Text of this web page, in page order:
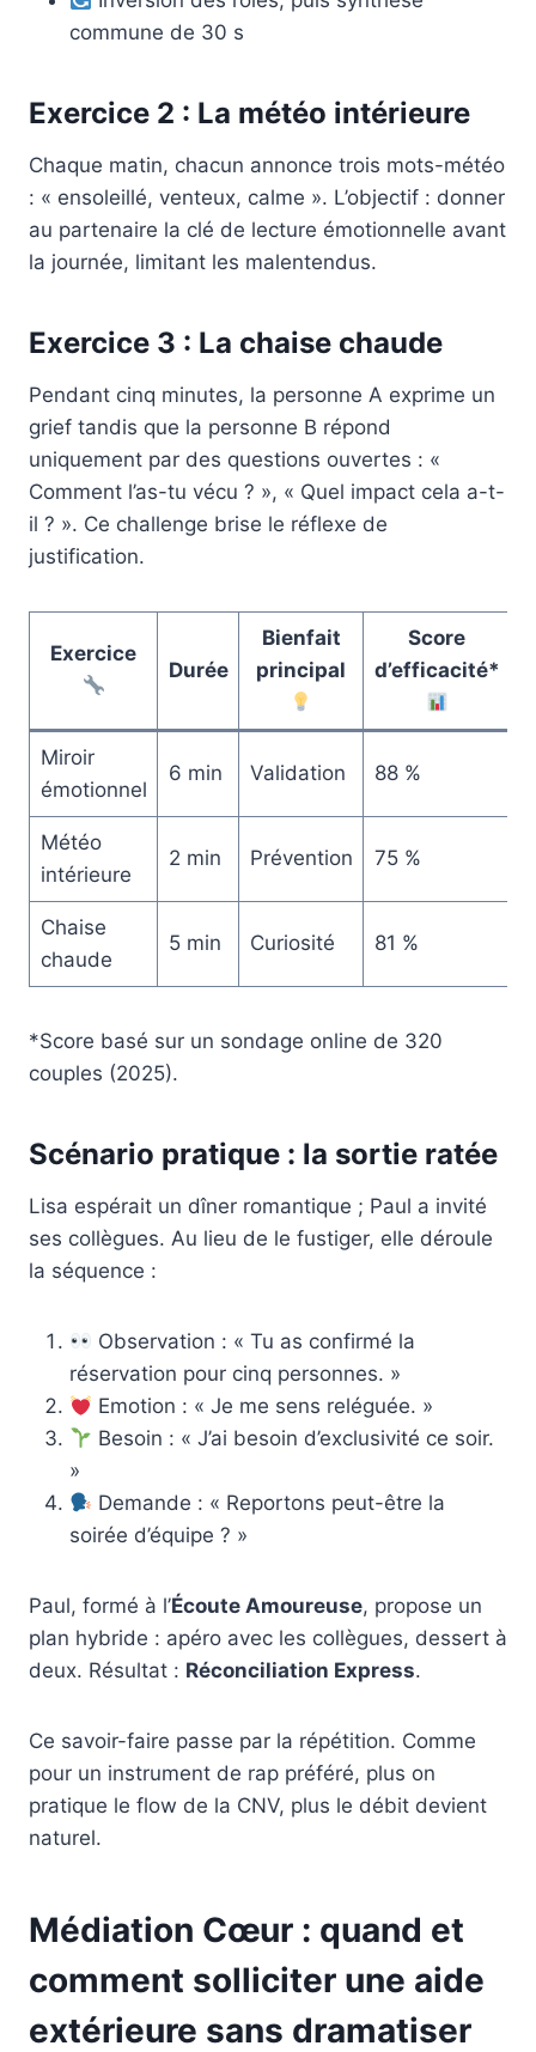
commune de 30 s
Exercice 2 : La météo intérieure
Chaque matin, chacun annonce trois mots-météo
: « ensoleillé, venteux, calme ». L’objectif : donner
au partenaire la clé de lecture émotionnelle avant
la journée, limitant les malentendus.
Exercice 3 : La chaise chaude
Pendant cinq minutes, la personne A exprime un
grief tandis que la personne B répond
uniquement par des questions ouvertes : «
Comment l’as-tu vécu ? », « Quel impact cela a-t-
il ? ». Ce challenge brise le réflexe de
justification.
Exercice
Durée
Bienfait
principal
Score
d’efficacité*
Miroir
émotionnel
6 min Validation 88 %
Météo
intérieure
2 min Prévention 75 %
Chaise
chaude
5 min Curiosité 81 %
*Score basé sur un sondage online de 320
couples (2025).
Scénario pratique : la sortie ratée
Lisa espérait un dîner romantique ; Paul a invité
ses collègues. Au lieu de le fustiger, elle déroule
la séquence :
Observation : « Tu as confirmé la
réservation pour cinq personnes. »
Emotion : « Je me sens reléguée. »
Besoin : « J’ai besoin d’exclusivité ce soir.
»
Demande : « Reportons peut-être la
soirée d’équipe ? »
Paul, formé à l’Écoute Amoureuse, propose un
plan hybride : apéro avec les collègues, dessert à
deux. Résultat : Réconciliation Express.
Ce savoir-faire passe par la répétition. Comme
pour un instrument de rap préféré, plus on
pratique le flow de la CNV, plus le débit devient
naturel.
Médiation Cœur : quand et
comment solliciter une aide
extérieure sans dramatiser